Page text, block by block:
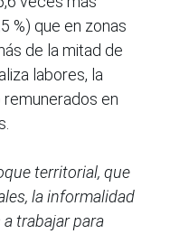
%) que en zonas
de la mitad de
labores, la
en
territorial, que
la informalidad
trabajar para